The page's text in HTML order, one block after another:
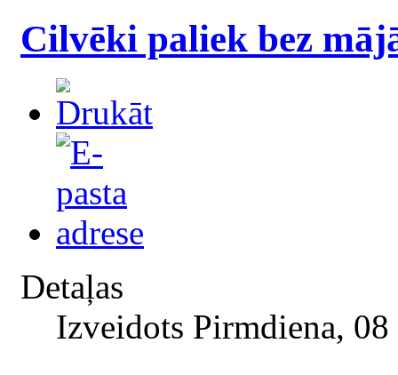
Cilvēki paliek bez
Detaļas
Izveidots Pirmdiena,